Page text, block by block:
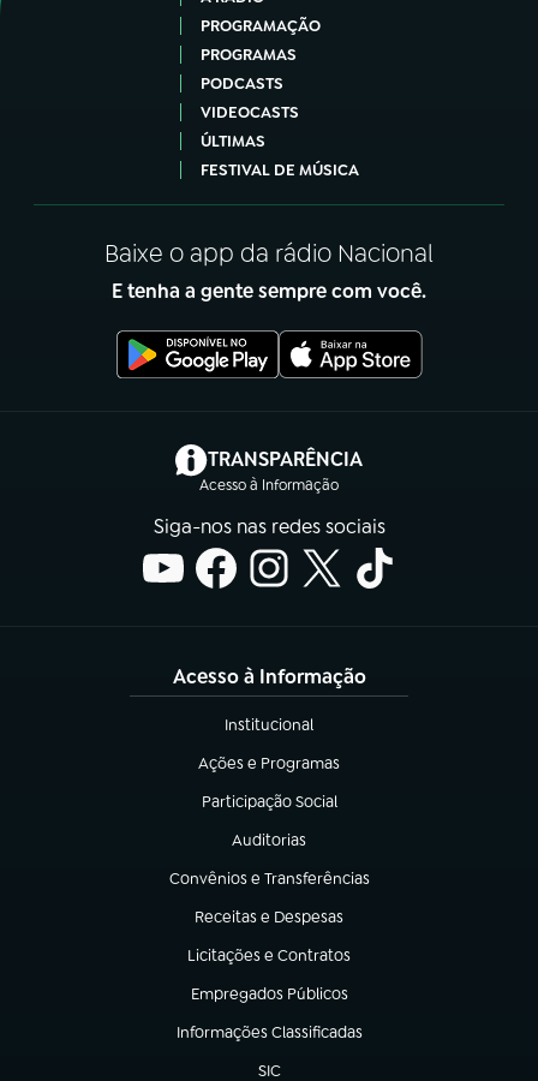
PROGRAMAÇÃO
PROGRAMAS
PODCASTS
VIDEOCASTS
ÚLTIMAS
FESTIVAL DE MÚSICA
Baixe o app da rádio Nacional
E tenha a gente sempre com você.
TRANSPARÊNCIA
Acesso à Informação
(abre em nova aba)
Siga-nos nas redes sociais
Acesso à Informação
Institucional
(abre em nova aba)
Ações e Programas
(abre em nova aba)
Participação Social
(abre em nova aba)
Auditorias
(abre em nova aba)
Convênios e Transferências
(abre em nova aba)
Receitas e Despesas
(abre em nova aba)
Licitações e Contratos
(abre em nova aba)
Empregados Públicos
(abre em nova aba)
Informações Classificadas
(abre em nova aba)
SIC